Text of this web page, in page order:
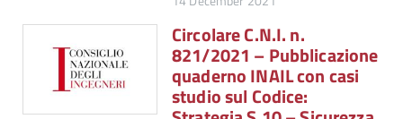
Circolare C.N.I. n.
821/2021 – Pubblicazione
quaderno INAIL con casi
studio sul Codice: